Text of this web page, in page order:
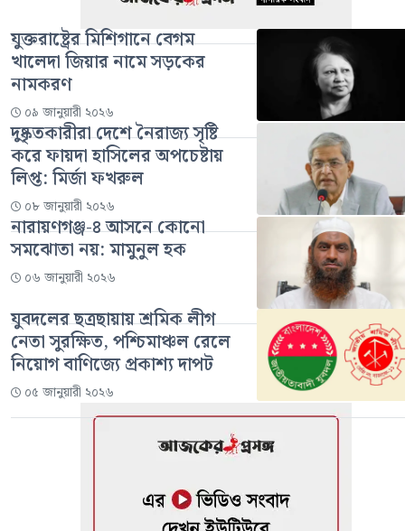
যুক্তরাষ্ট্রের মিশিগানে বেগম
খালেদা জিয়ার নামে সড়কের
নামকরণ
০৯ জানুয়ারী ২০২৬
দুষ্কৃতকারীরা দেশে নৈরাজ্য সৃষ্টি
করে ফায়দা হাসিলের অপচেষ্টায়
লিপ্ত: মির্জা ফখরুল
০৮ জানুয়ারী ২০২৬
নারায়ণগঞ্জ-৪ আসনে কোনো
সমঝোতা নয়: মামুনুল হক
০৬ জানুয়ারী ২০২৬
যুবদলের ছত্রছায়ায় শ্রমিক লীগ
নেতা সুরক্ষিত, পশ্চিমাঞ্চল রেলে
নিয়োগ বাণিজ্যে প্রকাশ্য দাপট
০৫ জানুয়ারী ২০২৬